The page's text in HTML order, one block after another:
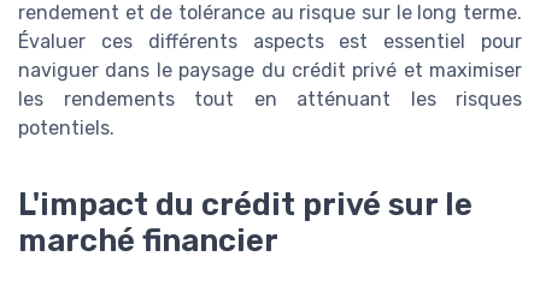
rendement et de tolérance au risque sur le long terme.
Évaluer ces différents aspects est essentiel pour
naviguer dans le paysage du crédit privé et maximiser
les rendements tout en atténuant les risques
potentiels.
L'impact du crédit privé sur le
marché financier